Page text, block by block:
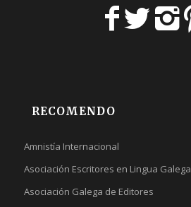
RECOMENDO
Amnistía Internacional
Asociación Escritores en Lingua Galega
Asociación Galega de Editores